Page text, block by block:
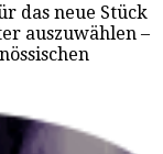
das neue Stück
auszuwählen –